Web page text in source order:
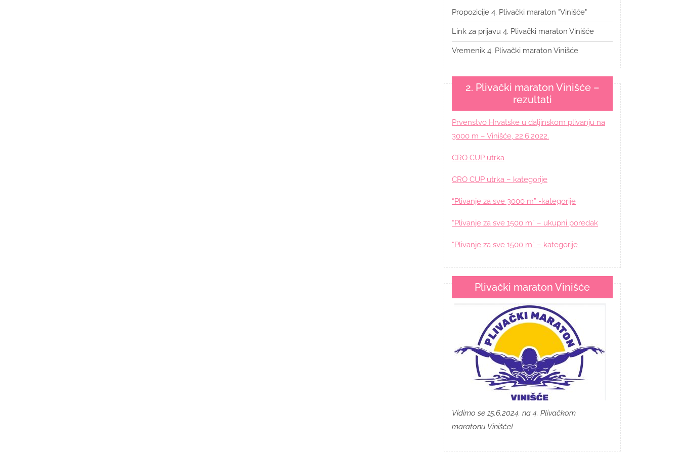
Propozicije 4. Plivački maraton "Vinišće"
Link za prijavu 4. Plivački maraton Vinišće
Vremenik 4. Plivački maraton Vinišće
2. Plivački maraton Vinišće –
rezultati
Prvenstvo Hrvatske u daljinskom plivanju na
3000 m – Vinišće, 22.6.2022.
CRO CUP utrka
CRO CUP utrka – kategorije
“Plivanje za sve 3000 m” -kategorije
“Plivanje za sve 1500 m” – ukupni poredak
“Plivanje za sve 1500 m” – kategorije
Plivački maraton Vinišće
Vidimo se 15.6.2024. na 4. Plivačkom
maratonu Vinišće!